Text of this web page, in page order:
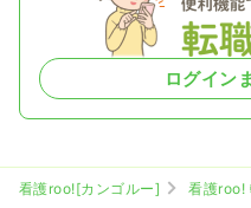
ログイン
看護roo![カンゴルー] 看護roo!